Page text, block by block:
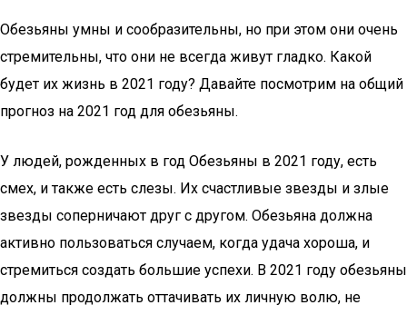
Обезьяны умны и сообразительны, но при этом они очень
стремительны, что они не всегда живут гладко. Какой
будет их жизнь в 2021 году? Давайте посмотрим на общий
прогноз на 2021 год для обезьяны.
У людей, рожденных в год Обезьяны в 2021 году, есть
смех, и также есть слезы. Их счастливые звезды и злые
звезды соперничают друг с другом. Обезьяна должна
активно пользоваться случаем, когда удача хороша, и
стремиться создать большие успехи. В 2021 году обезьяны
должны продолжать оттачивать их личную волю, не